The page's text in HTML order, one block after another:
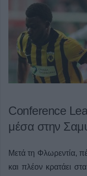
Conference
μέσα στην
Μετά τη Φλωρεντία,
και πλέον κρατάει